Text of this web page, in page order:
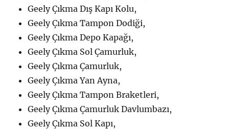
Geely Çıkma Dış Kapı Kolu,
Geely Çıkma Tampon Dodiği,
Geely Çıkma Depo Kapağı,
Geely Çıkma Sol Çamurluk,
Geely Çıkma Çamurluk,
Geely Çıkma Yan Ayna,
Geely Çıkma Tampon Braketleri,
Geely Çıkma Çamurluk Davlumbazı,
Geely Çıkma Sol Kapı,